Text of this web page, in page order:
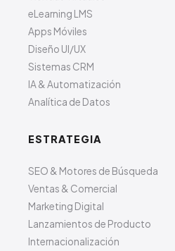
eLearning LMS
Apps Móviles
Diseño UI/UX
Sistemas CRM
IA & Automatización
Analítica de Datos
ESTRATEGIA
SEO & Motores de Búsqueda
Ventas & Comercial
Marketing Digital
Lanzamientos de Producto
Internacionalización